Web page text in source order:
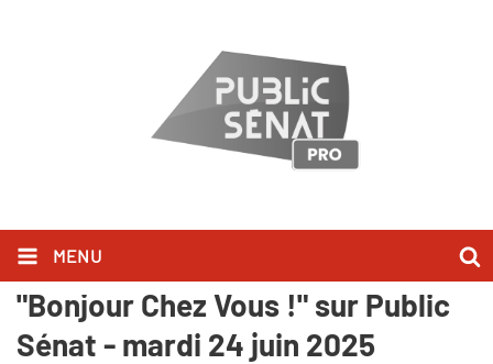
MENU
Patrick Kanner l'a dit dans
"Bonjour Chez Vous !" sur Public
Sénat - mardi 24 juin 2025